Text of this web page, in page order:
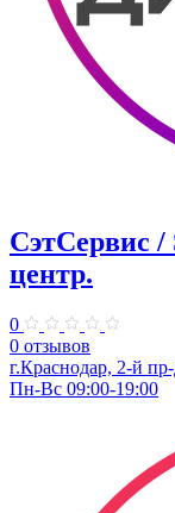
СэтСервис
центр.
0
0 отзывов
г.Краснодар, 2-й
Пн-Вс 09:00-19:00